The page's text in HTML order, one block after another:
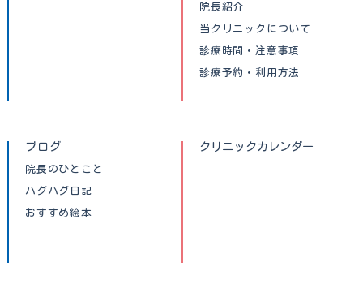
院長紹介
当クリニックについて
診療時間・注意事項
診療予約・利用方法
ブログ
院長のひとこと
ハグハグ日記
おすすめ絵本
クリニックカレンダー